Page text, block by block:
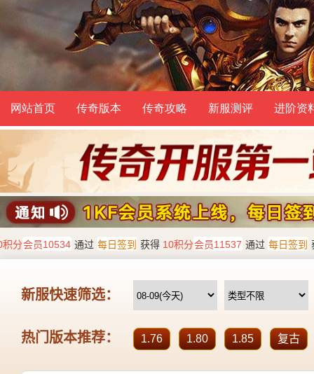
网站首页 传奇版本 传奇攻略 新服测评 进阶资